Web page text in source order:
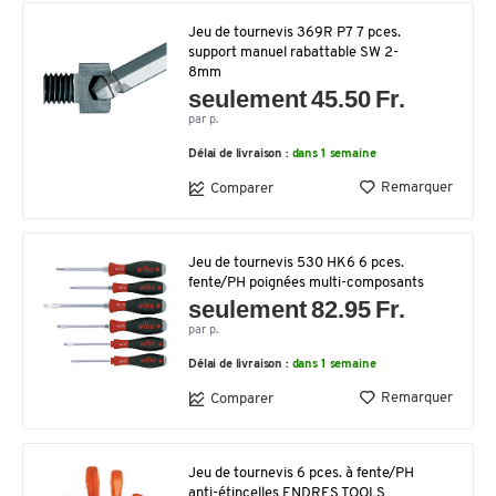
Jeu de tournevis 369R P7 7 pces.
support manuel rabattable SW 2-
8mm
seulement 45.50 Fr.
par p.
Délai de livraison : dans 1 semaine
Comparer Remarquer
Jeu de tournevis 530 HK6 6 pces.
fente/PH poignées multi-composants
seulement 82.95 Fr.
par p.
Délai de livraison : dans 1 semaine
Comparer Remarquer
Jeu de tournevis 6 pces. à fente/PH